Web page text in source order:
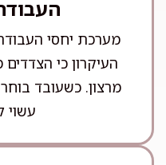
מערכת יחסי
העיקרון כי
מרצון. כשעובד
עשוי